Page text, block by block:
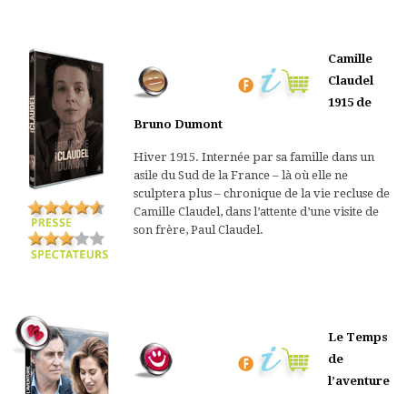
Camille
Claudel
1915 de
Bruno Dumont
Hiver 1915. Internée par sa famille dans un
asile du Sud de la France – là où elle ne
sculptera plus – chronique de la vie recluse de
Camille Claudel, dans l’attente d’une visite de
son frère, Paul Claudel.
Le Temps
de
l’aventure